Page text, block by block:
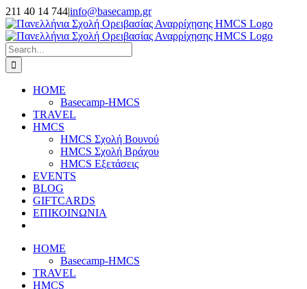
Skip
to
content
211 40 14 744|info@basecamp.gr
Facebook
Instagram
YouTube
Search
for:
HOME
Basecamp-HMCS
TRAVEL
HMCS
HMCS Σχολή Βουνού
HMCS Σχολή Βράχου
HMCS Εξετάσεις
EVENTS
BLOG
GIFTCARDS
ΕΠΙΚΟΙΝΩΝΙΑ
HOME
Basecamp-HMCS
TRAVEL
HMCS